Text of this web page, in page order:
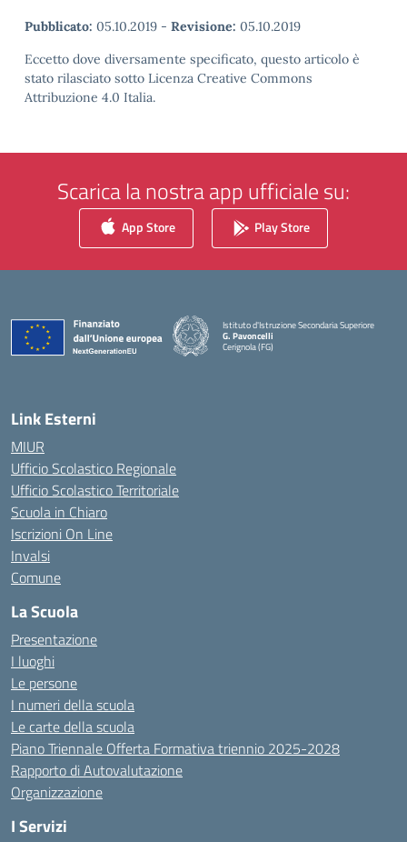
Pubblicato: 05.10.2019 - Revisione: 05.10.2019
Eccetto dove diversamente specificato, questo articolo è
stato rilasciato sotto Licenza Creative Commons
Attribuzione 4.0 Italia.
Scarica la nostra app ufficiale su:
App Store Play Store
Istituto d'Istruzione Secondaria Superiore
G. Pavoncelli
Cerignola (FG)
— Visita la pagina iniziale della scuola
Link Esterni
MIUR
Ufficio Scolastico Regionale
Ufficio Scolastico Territoriale
Scuola in Chiaro
Iscrizioni On Line
Invalsi
Comune
La Scuola
Presentazione
I luoghi
Le persone
I numeri della scuola
Le carte della scuola
Piano Triennale Offerta Formativa triennio 2025-2028
Rapporto di Autovalutazione
Organizzazione
I Servizi